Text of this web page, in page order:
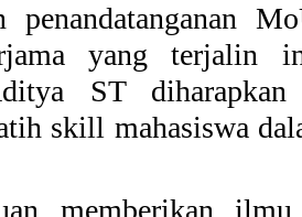
penandatanganan
yang terjalin
ST diharapkan
skill mahasiswa
memberikan ilmu